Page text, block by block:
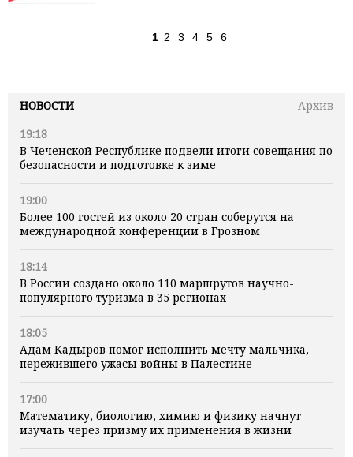
НОВОСТИ
Архив
19:18
В Чеченской Республике подвели итоги совещания по
безопасности и подготовке к зиме
19:00
Более 100 гостей из около 20 стран соберутся на
международной конференции в Грозном
18:14
В России создано около 110 маршрутов научно-
популярного туризма в 35 регионах
18:05
Адам Кадыров помог исполнить мечту мальчика,
пережившего ужасы войны в Палестине
17:00
Математику, биологию, химию и физику начнут
изучать через призму их применения в жизни
1 2 3 4 5 6